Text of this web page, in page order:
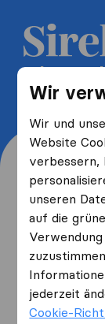
Wir
Wir und
Website
verbessern,
unseren
auf die
jederzeit
Cookie-
5
erhalten
Wo
wo
Ich ziehe